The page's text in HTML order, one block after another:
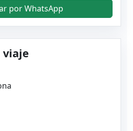
viaje
por WhatsApp